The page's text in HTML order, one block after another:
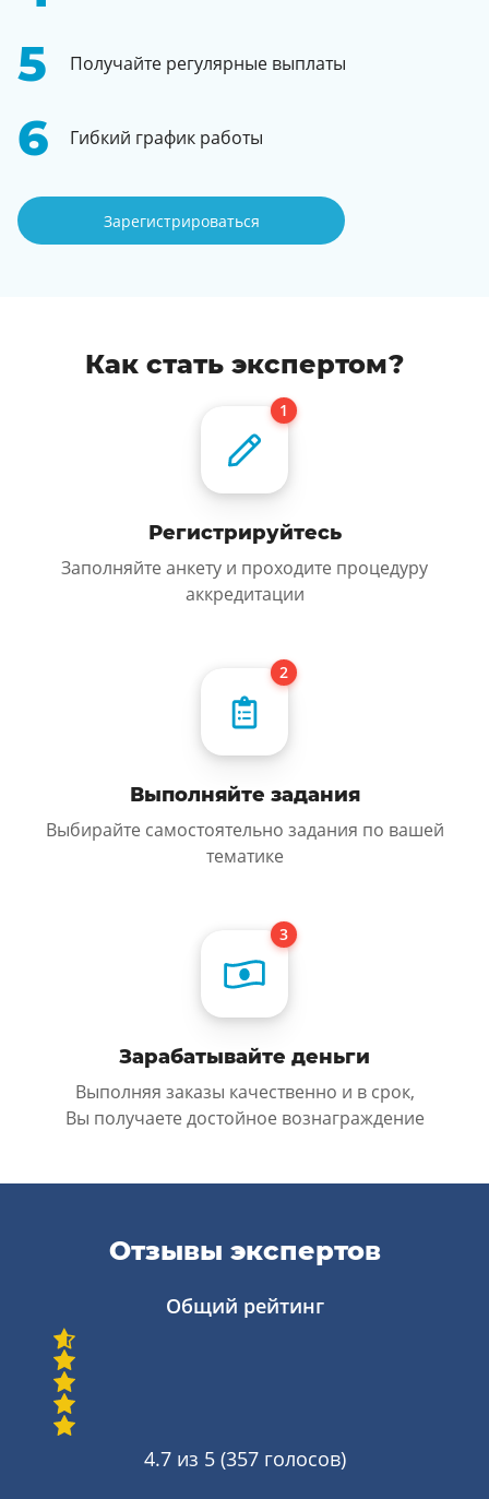
Получайте регулярные выплаты
Гибкий график работы
Зарегистрироваться
Как стать экспертом?
Регистрируйтесь
Заполняйте анкету и проходите процедуру
аккредитации
Выполняйте задания
Выбирайте самостоятельно задания по вашей
тематике
Зарабатывайте деньги
Выполняя заказы качественно и в срок,
Вы получаете достойное вознаграждение
Отзывы экспертов
Общий рейтинг
4.7из 5 (357 голосов)